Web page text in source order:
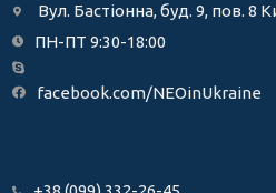
Вул. Бастіонна, буд. 9, пов. 8
ПН-ПТ 9:30-18:00
facebook.com/NEOinUkraine